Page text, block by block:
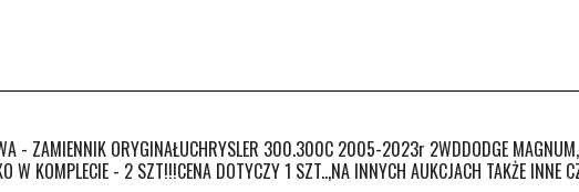
- ZAMIENNIK ORYGINAŁUCHRYSLER 300.300C 2005-2023r 2WDDODGE
W KOMPLECIE - 2 SZT!!!CENA DOTYCZY 1 SZT..,NA INNYCH AUKCJACH TAKŻE INNE